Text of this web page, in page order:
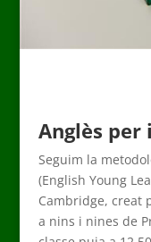
Anglès per
Seguim la
(English Young
Cambridge, creat
a nins i nines de